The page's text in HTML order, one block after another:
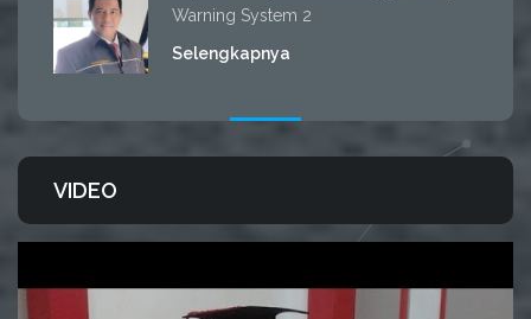
Warning System 2
Selengkapnya
VIDEO